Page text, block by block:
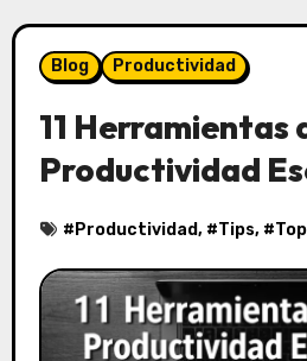
Blog Productividad
11 Herramientas
Productividad
# Productividad, #Tips, #